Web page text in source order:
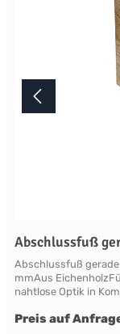
Abschlussfuß
Abschlussfuß gerade
mmAus
nahtlose Optik in
Neptune Farben aus
Preis auf